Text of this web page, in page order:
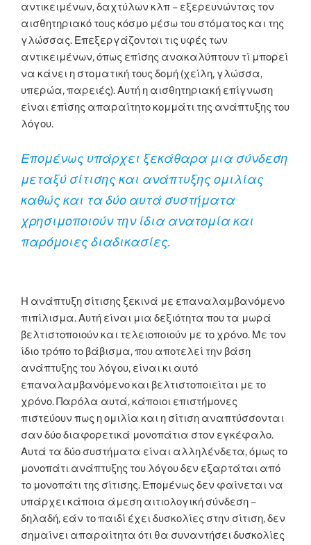
αντικειμένων, δαχτύλων κλπ – εξερευνώντας τον
αισθητηριακό τους κόσμο μέσω του στόματος και της
γλώσσας. Επεξεργάζονται τις υφές των
αντικειμένων, όπως επίσης ανακαλύπτουν τί μπορεί
να κάνει η στοματική τους δομή (χείλη, γλώσσα,
υπερώα, παρειές). Αυτή η αισθητηριακή επίγνωση
είναι επίσης απαραίτητο κομμάτι της ανάπτυξης του
λόγου.
Επομένως υπάρχει ξεκάθαρα μια σύνδεση
μεταξύ σίτισης και ανάπτυξης ομιλίας
καθώς και τα δύο αυτά συστήματα
χρησιμοποιούν την ίδια ανατομία και
παρόμοιες διαδικασίες.
Η ανάπτυξη σίτισης ξεκινά με επαναλαμβανόμενο
πιπίλισμα. Αυτή είναι μια δεξιότητα που τα μωρά
βελτιστοποιούν και τελειοποιούν με το χρόνο. Με τον
ίδιο τρόπο το βάβισμα, που αποτελεί την βάση
ανάπτυξης του λόγου, είναι κι αυτό
επαναλαμβανόμενο και βελτιστοποιείται με το
χρόνο. Παρόλα αυτά, κάποιοι επιστήμονες
πιστεύουν πως η ομιλία και η σίτιση αναπτύσσονται
σαν δύο διαφορετικά μονοπάτια στον εγκέφαλο.
Αυτά τα δύο συστήματα είναι αλληλένδετα, όμως το
μονοπάτι ανάπτυξης του λόγου δεν εξαρτάται από
το μονοπάτι της σίτισης. Επομένως δεν φαίνεται να
υπάρχει κάποια άμεση αιτιολογική σύνδεση –
δηλαδή, εάν το παιδί έχει δυσκολίες στην σίτιση, δεν
σημαίνει απαραίτητα ότι θα συναντήσει δυσκολίες